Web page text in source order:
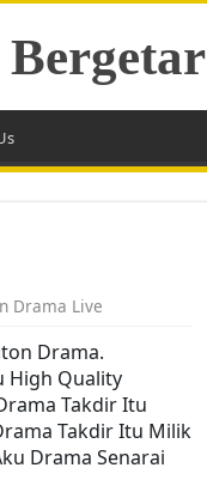
Drama Live
Drama.
High Quality
Takdir Itu
Takdir Itu Milik
Drama Senarai